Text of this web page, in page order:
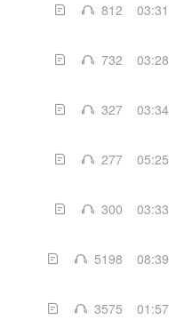
812 03:31
732 03:28
327 03:34
277 05:25
300 03:33
5198 08:39
3575 01:57